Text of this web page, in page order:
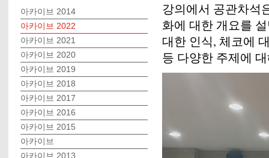
강의에서 공관차석
화에 대한 개요를
대한 인식, 체코에
등 다양한 주제에
아카이브 2014
아카이브 2022
아카이브 2021
아카이브 2020
아카이브 2019
아카이브 2018
아카이브 2017
아카이브 2016
아카이브 2015
아카이브
아카이브 2013